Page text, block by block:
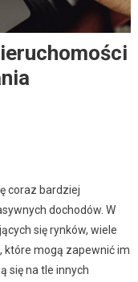
coraz bardziej
dochodów. W
się rynków, wiele
które mogą zapewnić im
się na tle innych